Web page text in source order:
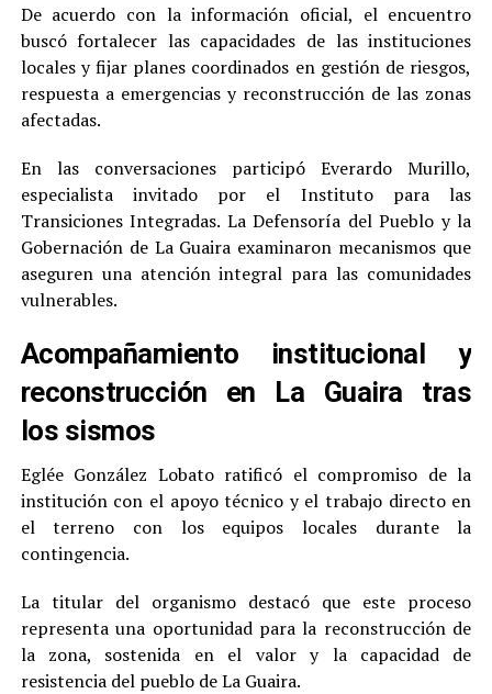
De acuerdo con la información oficial, el encuentro
buscó fortalecer las capacidades de las instituciones
locales y fijar planes coordinados en gestión de riesgos,
respuesta a emergencias y reconstrucción de las zonas
afectadas.
En las conversaciones participó Everardo Murillo,
especialista invitado por el Instituto para las
Transiciones Integradas. La Defensoría del Pueblo y la
Gobernación de La Guaira examinaron mecanismos que
aseguren una atención integral para las comunidades
vulnerables.
Acompañamiento institucional y
reconstrucción en La Guaira tras
los sismos
Eglée González Lobato ratificó el compromiso de la
institución con el apoyo técnico y el trabajo directo en
el terreno con los equipos locales durante la
contingencia.
La titular del organismo destacó que este proceso
representa una oportunidad para la reconstrucción de
la zona, sostenida en el valor y la capacidad de
resistencia del pueblo de La Guaira.